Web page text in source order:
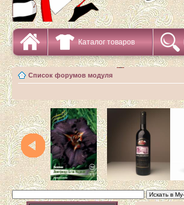
Каталог товаров
Список форумов модуля